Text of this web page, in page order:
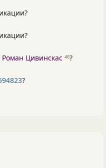
Роман Цивинскас 46?
?